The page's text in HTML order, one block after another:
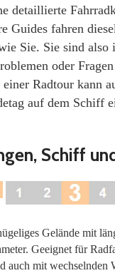
detaillierte
Guides fahren
Sie. Sie sind also
oder
Radtour kann
auf dem Schiff
Schiff
Gelände mit
Geeignet für
auch mit wechselnden